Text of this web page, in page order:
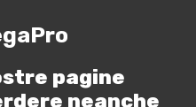
pagine
neanche